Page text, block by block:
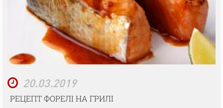
20.03.2019
РЕЦЕПТ ФОРЕЛІ НА ГРИЛІ